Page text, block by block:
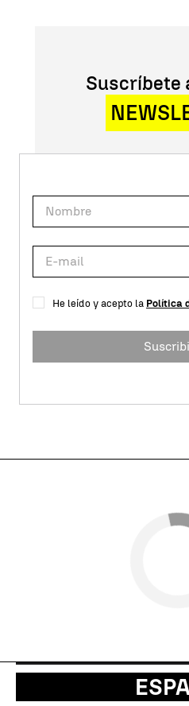
Suscríbete
He leído y acepto la Política